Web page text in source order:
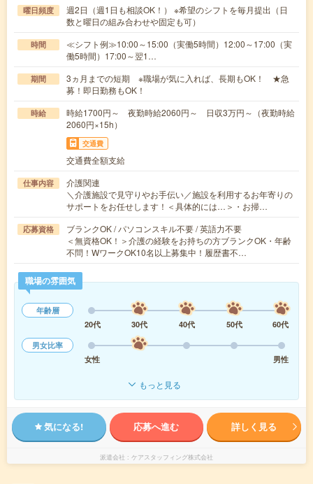
曜日頻度
週2日（週1日も相談OK！） ※希望のシフトを毎月提出（日
数と曜日の組み合わせや固定も可）
時間
≪シフト例≫10:00～15:00（実働5時間）12:00～17:00（実
働5時間）17:00～翌1…
期間
3ヵ月までの短期 ※職場が気に入れば、長期もOK！ ★急
募！即日勤務もOK！
時給
時給1700円～ 夜勤時給2060円～ 日収3万円～（夜勤時給
2060円×15h）
交通費
交通費全額支給
仕事内容
介護関連
＼介護施設で見守りやお手伝い／施設を利用するお年寄りの
サポートをお任せします！＜具体的には…＞・お掃…
応募資格
ブランクOK / パソコンスキル不要 / 英語力不要
＜無資格OK！＞介護の経験をお持ちの方ブランクOK・年齢
不問！WワークOK10名以上募集中！履歴書不…
職場の雰囲気
年齢層
20代
30代 40代 50代
60代
男女比率
女性
男性
もっと見る
気になる! 応募へ進む 詳しく見る
派遣会社 ケアスタッフィング株式会社